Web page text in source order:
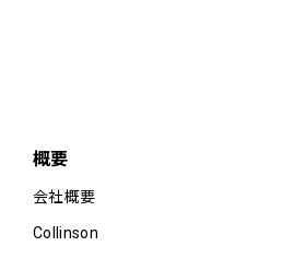
概要
会社概要
Collinson